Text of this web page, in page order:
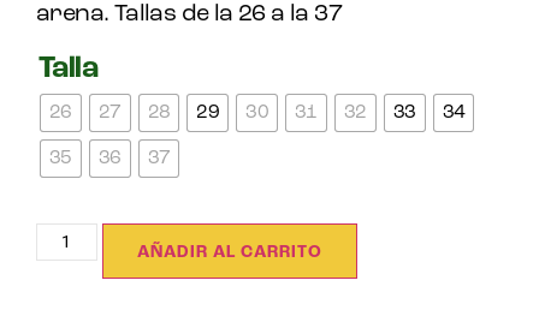
arena. Tallas de la 26 a la 37
Talla
26 27 28 29 30 31 32 33 34
35 36 37
AÑADIR AL CARRITO